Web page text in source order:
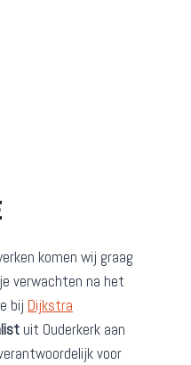
komen wij graag
verwachten na het
bij Dijkstra
uit Ouderkerk aan
voor